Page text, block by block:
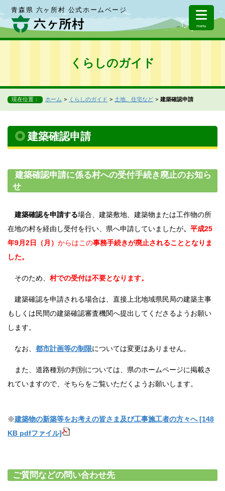
青森県 六ヶ所村 公式ホームページ
menu
くらしのガイド
現在位置： ホーム くらしのガイド 土地、住宅など 建築確認申請
建築確認申請
建築確認申請に係る村への受付手続き廃止のお知ら
せ
建築確認を申請する場合、建築敷地、建築物または工作物の所
在地の村を経由し受付を行い、県へ申請していましたが、 平成25
年9月2日（月） からはこの事務手続きが廃止されることとなりま
した。
そのため、 村での受付は不要となります。
建築確認を申請される場合は、直接上北地域県民局の建築主事
もしくは民間の建築確認審査機関へ提出してくださるようお願い
します。
なお、 都市計画等の制限については変更はありません。
また、道路種別の判別については、県のホームページに掲載さ
れていますので、そちらをご覧いただくようお願いします。
※建築物の新築等をお考えの皆さま及び工事施工者の方々へ [148
KB pdfファイル]
ご質問などの問い合わせ先